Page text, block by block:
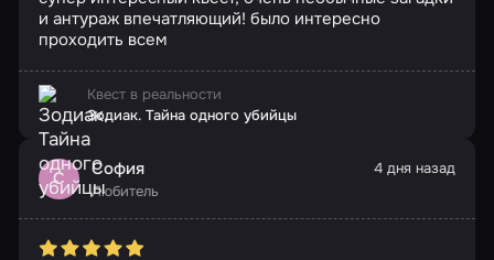
и антураж впечатляющий! было интересно
проходить всем
Квест в реальности
Зодиак. Тайна одного убийцы
С София
Любитель
4 дня назад